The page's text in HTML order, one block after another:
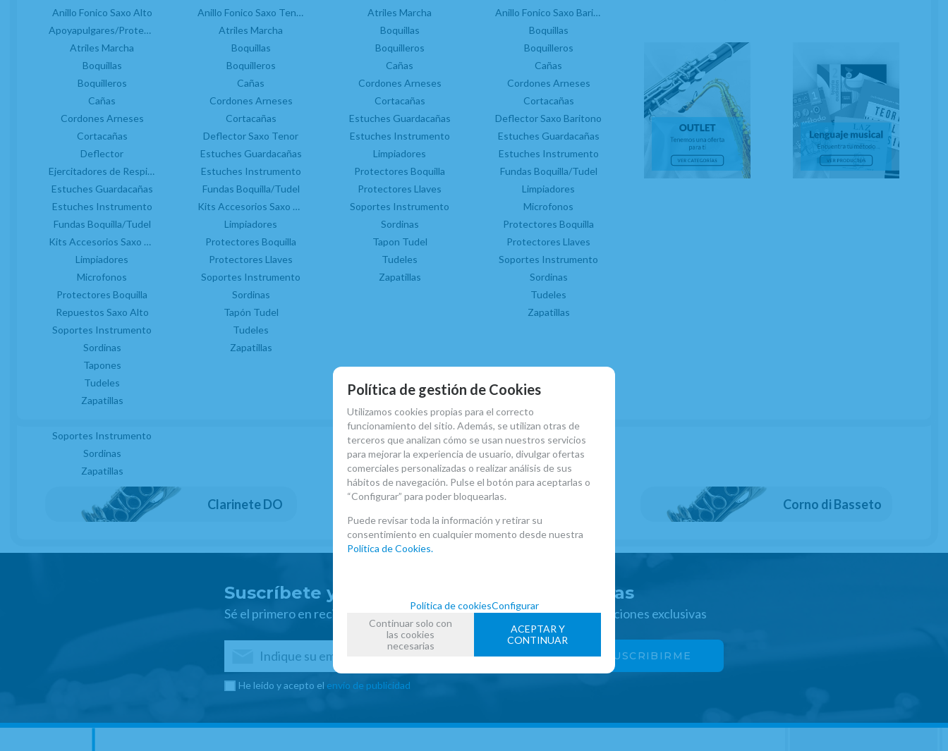
Aceites
Anillos Fónicos
Apoyapulgares
Argollas Porta Atril
Atriles Marcha
Barriletes
Boquillas
Boquilleros
Campanas
Cañas
Classical Fingers
Control Humedad
Corchos
Cordones Arneses
Cortacañas
Entrenadores Digitación
Estuches Guardacañas
Estuches Instrumento
Grasas
Limpiadores
Soportes Instrumento
Sordinas
Zapatillas
Argollas
Atriles Marcha
Barriletes
Boquillas
Boquilleros
Campanas
Cañas
Cortacañas
Estuches Cañas
Estuches Instrumento
Limpiadores
Protectores Boquilla
Zapatillas
Anillos Fónicos
Boquillas Clarinete Bajo
Boquilleros
Campanas
Cañas
Control Humedad
Cordones
Cortacañas
Estuches Instrumento
Fundas Boquilla
Grasas
Limpiadores
Picas
Soportes Instrumento
Tudeles
Campanas
Clarinete DO Clarinetes RE Corno di Basseto
Anillo Fonico Saxo Alto
Apoyapulgares/Protectores Llaves Saxo
Atriles Marcha
Boquillas
Boquilleros
Cañas
Cordones Arneses
Cortacañas
Deflector
Ejercitadores de Respiración Saxo
Estuches Guardacañas
Estuches Instrumento
Fundas Boquilla/Tudel
Kits Accesorios Saxo Alto
Limpiadores
Microfonos
Protectores Boquilla
Repuestos Saxo Alto
Soportes Instrumento
Sordinas
Tapones
Tudeles
Zapatillas
Anillo Fonico Saxo Tenor
Atriles Marcha
Boquillas
Boquilleros
Cañas
Cordones Arneses
Cortacañas
Deflector Saxo Tenor
Estuches Guardacañas
Estuches Instrumento
Fundas Boquilla/Tudel
Kits Accesorios Saxo Tenor
Limpiadores
Protectores Boquilla
Protectores Llaves
Soportes Instrumento
Sordinas
Tapón Tudel
Tudeles
Zapatillas
Atriles Marcha
Boquillas
Boquilleros
Cañas
Cordones Arneses
Cortacañas
Estuches Guardacañas
Estuches Instrumento
Limpiadores
Protectores Boquilla
Protectores Llaves
Soportes Instrumento
Sordinas
Tapon Tudel
Tudeles
Zapatillas
Anillo Fonico Saxo Baritono
Boquillas
Boquilleros
Cañas
Cordones Arneses
Cortacañas
Deflector Saxo Baritono
Estuches Guardacañas
Estuches Instrumento
Fundas Boquilla/Tudel
Limpiadores
Microfonos
Protectores Boquilla
Protectores Llaves
Soportes Instrumento
Sordinas
Tudeles
Zapatillas
-
unidades
+
Boquillero saxo alto de la marca francesa JLV acabado chapado en plata, que le va perfecto a la abrazadera para saxo alto JLV con el acabado de chapado
en plata.
MARCA
ACCESORIOS SAXO ALTO
FECHA DE LANZAMIENTO
Miércoles, 26 Abril 2017
Suscríbete y disfruta de ventajas y exclusivas
Sé el primero en recibir las novedades y disfruta de descuentos y promociones exclusivas
He leído y acepto el envío de publicidad
Política de gestión de Cookies
Utilizamos cookies propias para el correcto
funcionamiento del sitio. Además, se utilizan otras de
terceros que analizan cómo se usan nuestros servicios
para mejorar la experiencia de usuario, divulgar ofertas
comerciales personalizadas o realizar análisis de sus
hábitos de navegación. Pulse el botón para aceptarlas o
“Configurar” para poder bloquearlas.
Puede revisar toda la información y retirar su
consentimiento en cualquier momento desde nuestra
Política de Cookies.
Política de cookiesConfigurar
Continuar solo con
las cookies
necesarias
ACEPTAR Y
CONTINUAR